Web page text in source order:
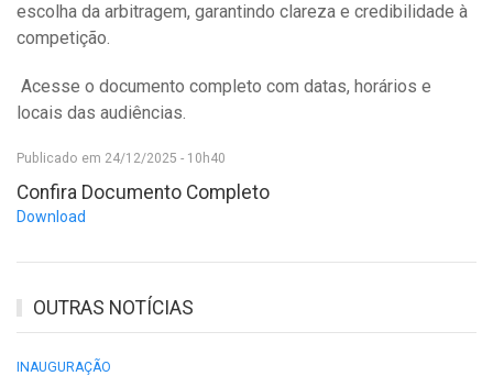
escolha da arbitragem, garantindo clareza e credibilidade à
competição.
Acesse o documento completo com datas, horários e
locais das audiências.
Publicado em 24/12/2025 - 10h40
Confira Documento Completo
Download
OUTRAS NOTÍCIAS
INAUGURAÇÃO